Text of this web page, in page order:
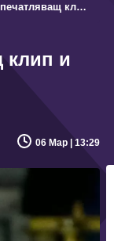
на Ръдиард Киплинг (ВИДЕО)
клип и
06 Мар | 13:29